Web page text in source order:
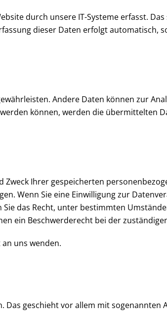
durch unsere IT-Systeme erfasst.
dieser Daten erfolgt automatisch,
Andere Daten können zur
können, werden die übermittelten
Ihrer gespeicherten
Wenn Sie eine Einwilligung zur
das Recht, unter bestimmten
ein Beschwerderecht bei der
uns wenden.
Das geschieht vor allem mit sogenannten